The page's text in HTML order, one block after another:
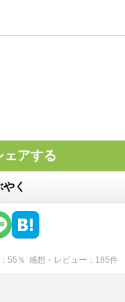
ェアする
く
55 ％ 感想・レビュー 185件